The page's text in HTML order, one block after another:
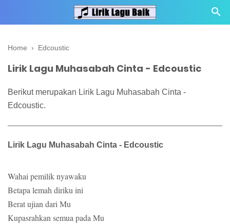
Home › Edcoustic
Lirik Lagu Muhasabah Cinta - Edcoustic
Berikut merupakan Lirik Lagu Muhasabah Cinta -
Edcoustic.
Lirik Lagu Muhasabah Cinta - Edcoustic
Wahai pemilik nyawaku
Betapa lemah diriku ini
Berat ujian dari Mu
Kupasrahkan semua pada Mu